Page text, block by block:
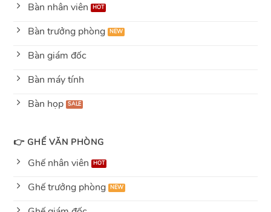
Bàn nhân viên
Bàn trưởng phòng
Bàn giám đốc
Bàn máy tính
Bàn họp
👉 GHẾ VĂN PHÒNG
Ghế nhân viên
Ghế trưởng phòng